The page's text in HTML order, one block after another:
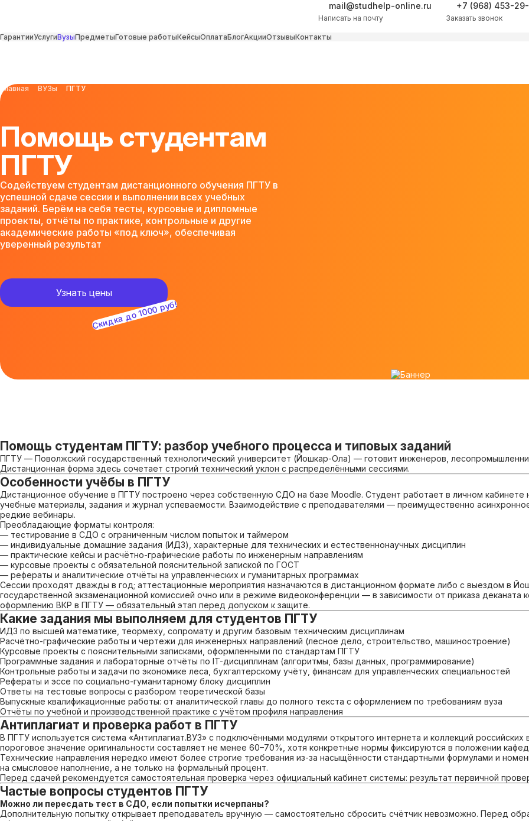
mail@studhelp-online.ru
Написать на почту
+7 (968) 453-
Заказать звонок
ГарантииУслугиВузыПредметыГотовые работыКейсыОплатаБлогАкцииОтзывыКонтакты
Главная ВУЗы ПГТУ
Помощь студентам
ПГТУ
Содействуем студентам дистанционного обучения ПГТУ в
успешной сдаче сессии и выполнении всех учебных
заданий. Берём на себя тесты, курсовые и дипломные
проекты, отчёты по практике, контрольные и другие
академические работы «под ключ», обеспечивая
уверенный результат
Узнать цены
Скидка до 1000 руб!
Помощь студентам ПГТУ: разбор учебного процесса и типовых заданий
ПГТУ — Поволжский государственный технологический университет (Йошкар-Ола) — готовит инженеров,
Дистанционная форма здесь сочетает строгий технический уклон с распределёнными сессиями.
Особенности учёбы в ПГТУ
Дистанционное обучение в ПГТУ построено через собственную СДО на базе Moodle. Студент работает в личном кабинете
учебные материалы, задания и журнал успеваемости. Взаимодействие с преподавателями — преимущественно
редкие вебинары.
Преобладающие форматы контроля:
— тестирование в СДО с ограниченным числом попыток и таймером
— индивидуальные домашние задания (ИДЗ), характерные для технических и естественнонаучных дисциплин
— практические кейсы и расчётно-графические работы по инженерным направлениям
— курсовые проекты с обязательной пояснительной запиской по ГОСТ
— рефераты и аналитические отчёты на управленческих и гуманитарных программах
Сессии проходят дважды в год; аттестационные мероприятия назначаются в дистанционном формате либо с выездом в
государственной экзаменационной комиссией очно или в режиме видеоконференции — в зависимости от приказа деканата
оформлению ВКР в ПГТУ — обязательный этап перед допуском к защите.
Какие задания мы выполняем для студентов ПГТУ
ИДЗ по высшей математике, теормеху, сопромату и другим базовым техническим дисциплинам
Расчётно-графические работы и чертежи для инженерных направлений (лесное дело, строительство, машиностроение)
Курсовые проекты с пояснительными записками, оформленными по стандартам ПГТУ
Программные задания и лабораторные отчёты по IT-дисциплинам (алгоритмы, базы данных, программирование)
Контрольные работы и задачи по экономике леса, бухгалтерскому учёту, финансам для управленческих специальностей
Рефераты и эссе по социально-гуманитарному блоку дисциплин
Ответы на тестовые вопросы с разбором теоретической базы
Выпускные квалификационные работы: от аналитической главы до полного текста с оформлением по требованиям вуза
Отчёты по учебной и производственной практике с учётом профиля направления
Антиплагиат и проверка работ в ПГТУ
В ПГТУ используется система «Антиплагиат.ВУЗ» с подключёнными модулями открытого интернета и коллекций
пороговое значение оригинальности составляет не менее 60–70%, хотя конкретные нормы фиксируются в положении
Технические направления нередко имеют более строгие требования из-за насыщённости стандартными формулами и
на смысловое наполнение, а не только на формальный процент.
Перед сдачей рекомендуется самостоятельная проверка через официальный кабинет системы: результат первичной
Частые вопросы студентов ПГТУ
Можно ли пересдать тест в СДО, если попытки исчерпаны?
Дополнительную попытку открывает преподаватель вручную — самостоятельно сбросить счётчик невозможно. Перед